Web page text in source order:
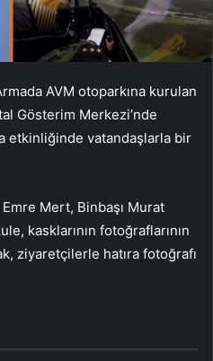
AVM otoparkına kurulan
Gösterim Merkezi’nde
etkinliğinde vatandaşlarla bir
Emre Mert, Binbaşı Murat
kasklarının fotoğraflarının
ziyaretçilerle hatıra fotoğrafı